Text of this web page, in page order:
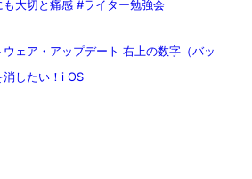
も大切と痛感 #ライター勉強会
ウェア・アップデート 右上の数字（バッ
消したい！i OS